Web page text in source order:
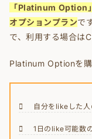
「Platinum Option
オプションプランで
で、利用する場合は
Platinum Optionを購
自分をlikeした
1日のlike可能数